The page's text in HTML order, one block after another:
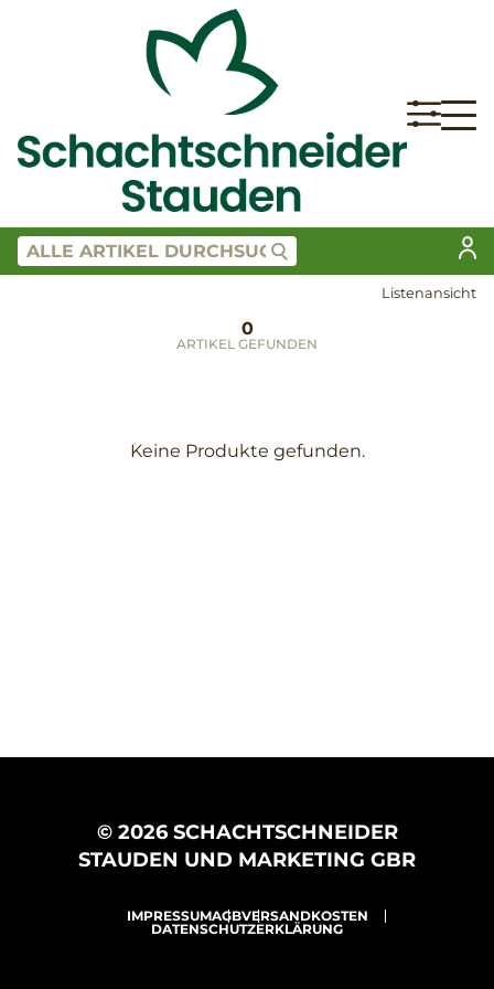
Listenansicht
0
ARTIKEL GEFUNDEN
Keine Produkte gefunden.
© 2026 SCHACHTSCHNEIDER
STAUDEN UND MARKETING GBR
IMPRESSUMAGBVERSANDKOSTEN
DATENSCHUTZERKLÄRUNG